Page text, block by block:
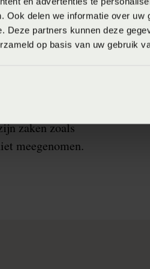
Ook delen we informatie over
Deze partners kunnen deze
op basis van uw gebruik
hem is iedereen
dat de one size
kan zijn, maar voor
een onderzoek hoe
tot de matrassen van
zaken zoals
meegenomen.